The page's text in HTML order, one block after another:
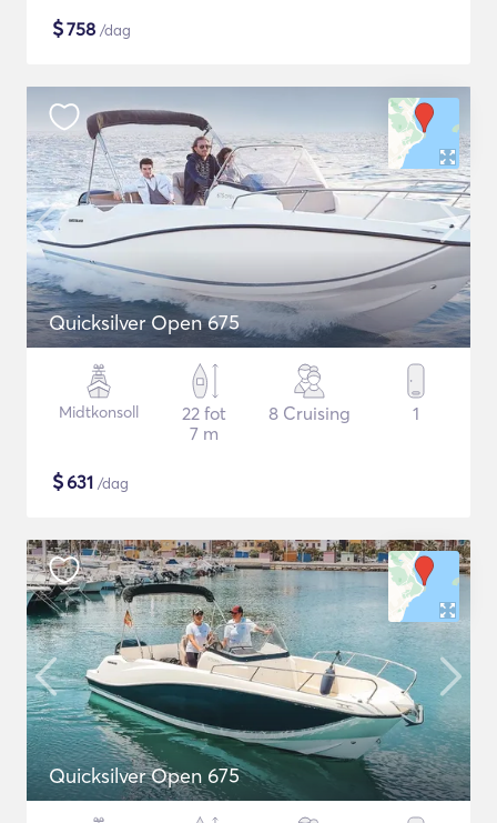
$758 /dag
Quicksilver Open 675
Midtkonsoll
22 fot
7 m
8 Cruising 1
$631 /dag
Quicksilver Open 675